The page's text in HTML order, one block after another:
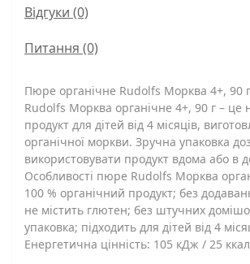
Відгуки (0)
Питання (0)
Пюре органічне Rudolfs Морква 4+, 90
Rudolfs Морква органічне 4+, 90 г – це
продукт для дітей від 4 місяців,
органічної моркви. Зручна упаковка
використовувати продукт вдома або в
Особливості пюре Rudolfs Морква
100 % органічний продукт; без
не містить глютен; без штучних
упаковка; підходить для дітей від 4
Енергетична цінність: 105 кДж / 25